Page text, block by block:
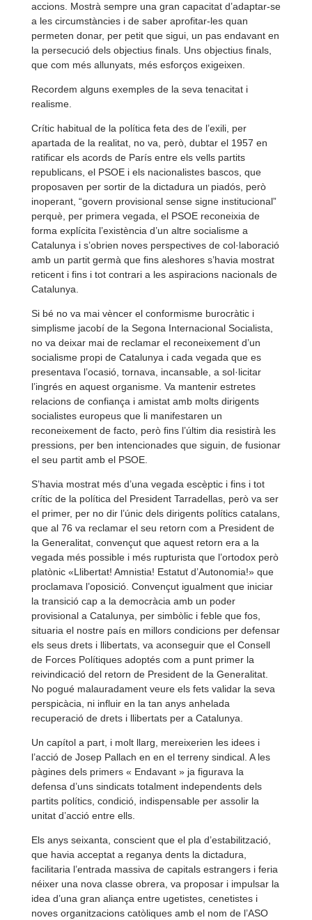
accions. Mostrà sempre una gran capacitat d’adaptar-se
a les circumstàncies i de saber aprofitar-les quan
permeten donar, per petit que sigui, un pas endavant en
la persecució dels objectius finals. Uns objectius finals,
que com més allunyats, més esforços exigeixen.
Recordem alguns exemples de la seva tenacitat i
realisme.
Crític habitual de la política feta des de l’exili, per
apartada de la realitat, no va, però, dubtar el 1957 en
ratificar els acords de París entre els vells partits
republicans, el PSOE i els nacionalistes bascos, que
proposaven per sortir de la dictadura un piadós, però
inoperant, “govern provisional sense signe institucional”
perquè, per primera vegada, el PSOE reconeixia de
forma explícita l’existència d’un altre socialisme a
Catalunya i s’obrien noves perspectives de col·laboració
amb un partit germà que fins aleshores s’havia mostrat
reticent i fins i tot contrari a les aspiracions nacionals de
Catalunya.
Si bé no va mai vèncer el conformisme burocràtic i
simplisme jacobí de la Segona Internacional Socialista,
no va deixar mai de reclamar el reconeixement d’un
socialisme propi de Catalunya i cada vegada que es
presentava l’ocasió, tornava, incansable, a sol·licitar
l’ingrés en aquest organisme. Va mantenir estretes
relacions de confiança i amistat amb molts dirigents
socialistes europeus que li manifestaren un
reconeixement de facto, però fins l’últim dia resistirà les
pressions, per ben intencionades que siguin, de fusionar
el seu partit amb el PSOE.
S’havia mostrat més d’una vegada escèptic i fins i tot
crític de la política del President Tarradellas, però va ser
el primer, per no dir l’únic dels dirigents polítics catalans,
que al 76 va reclamar el seu retorn com a President de
la Generalitat, convençut que aquest retorn era a la
vegada més possible i més rupturista que l’ortodox però
platònic «Llibertat! Amnistia! Estatut d’Autonomia!» que
proclamava l’oposició. Convençut igualment que iniciar
la transició cap a la democràcia amb un poder
provisional a Catalunya, per simbòlic i feble que fos,
situaria el nostre país en millors condicions per defensar
els seus drets i llibertats, va aconseguir que el Consell
de Forces Polítiques adoptés com a punt primer la
reivindicació del retorn de President de la Generalitat.
No pogué malauradament veure els fets validar la seva
perspicàcia, ni influir en la tan anys anhelada
recuperació de drets i llibertats per a Catalunya.
Un capítol a part, i molt llarg, mereixerien les idees i
l’acció de Josep Pallach en en el terreny sindical. A les
pàgines dels primers « Endavant » ja figurava la
defensa d’uns sindicats totalment independents dels
partits polítics, condició, indispensable per assolir la
unitat d’acció entre ells.
Els anys seixanta, conscient que el pla d’estabilització,
que havia acceptat a reganya dents la dictadura,
facilitaria l’entrada massiva de capitals estrangers i feria
néixer una nova classe obrera, va proposar i impulsar la
idea d’una gran aliança entre ugetistes, cenetistes i
noves organitzacions catòliques amb el nom de l’ASO